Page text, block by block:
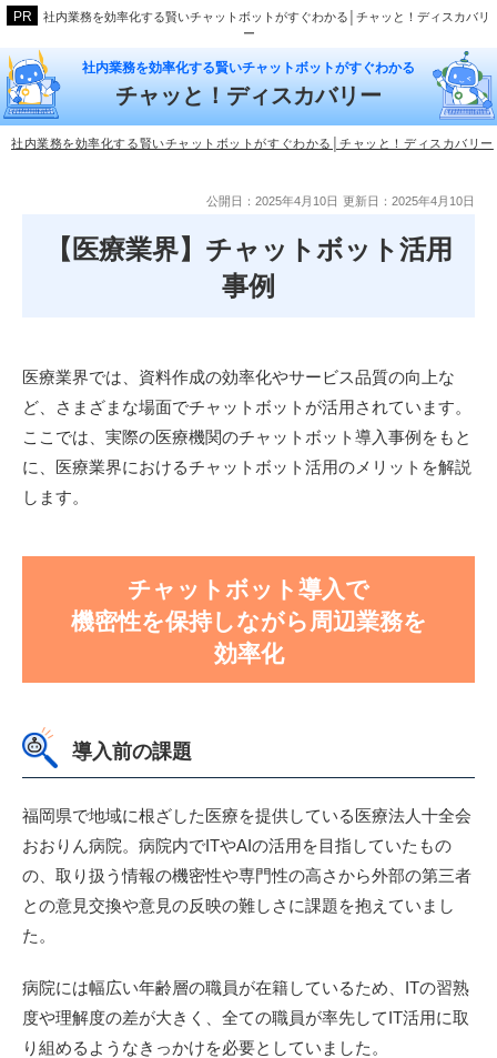
社内業務を効率化する賢いチャットボットがすぐわかる│チャッと！ディスカバリ
ー
社内業務を効率化する賢いチャットボットがすぐわかる
チャッと！ディスカバリー
社内業務を効率化する賢いチャットボットがすぐわかる│チャッと！ディスカバリー
公開日：2025年4月10日 更新日：2025年4月10日
【医療業界】チャットボット活用
事例
医療業界では、資料作成の効率化やサービス品質の向上な
ど、さまざまな場面でチャットボットが活用されています。
ここでは、実際の医療機関のチャットボット導入事例をもと
に、医療業界におけるチャットボット活用のメリットを解説
します。
チャットボット導入で
機密性を保持しながら周辺業務を
効率化
導入前の課題
福岡県で地域に根ざした医療を提供している医療法人十全会
おおりん病院。病院内でITやAIの活用を目指していたもの
の、取り扱う情報の機密性や専門性の高さから外部の第三者
との意見交換や意見の反映の難しさに課題を抱えていまし
た。
病院には幅広い年齢層の職員が在籍しているため、ITの習熟
度や理解度の差が大きく、全ての職員が率先してIT活用に取
り組めるようなきっかけを必要としていました。